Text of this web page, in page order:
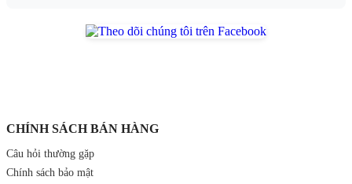
CHÍNH SÁCH BÁN HÀNG
Câu hỏi thường gặp
Chính sách bảo mật